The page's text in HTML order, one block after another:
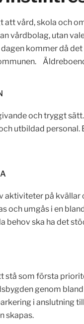
vård, skola och
vårdbolag, utan
dagen kommer då
och tryggt
utbildad
aktiviteter på
och umgås i en
behov ska ha det
stå som första
genom
i anslutning
skapas.